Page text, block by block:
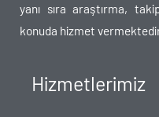
yanı sıra araştırma,
konuda hizmet
Hizmetlerimiz